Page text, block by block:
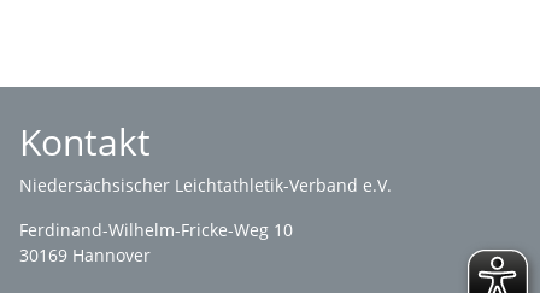
Kontakt
Niedersächsischer Leichtathletik-Verband e.V.
Ferdinand-Wilhelm-Fricke-Weg 10
30169 Hannover